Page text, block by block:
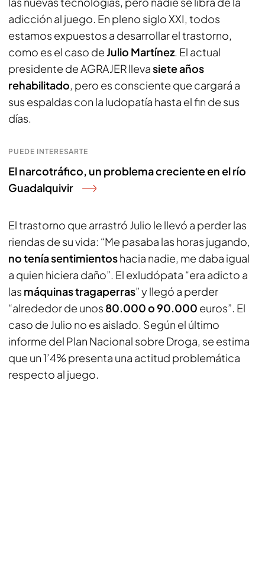
adicción al juego. En pleno siglo XXI, todos
estamos expuestos a desarrollar el trastorno,
como es el caso deJulio Martínez. El actual
presidente de AGRAJER llevasiete años
rehabilitado, pero es consciente que cargará a
sus espaldas con la ludopatía hasta el fin de sus
días.
PUEDE INTERESARTE
El narcotráfico, un problema creciente en el río
Guadalquivir
El trastorno que arrastró Julio le llevó a perder las
riendas de su vida: “Me pasaba las horas jugando,
no tenía sentimientoshacia nadie, me daba igual
a quien hiciera daño”. El exludópata “era adicto a
las máquinas tragaperras” y llegó a perder
“alrededor de unos 80.000 o 90.000 euros”. El
caso de Julio no es aislado. Según el último
informe del Plan Nacional sobre Droga, se estima
que un 1’4% presenta una actitud problemática
respecto al juego.